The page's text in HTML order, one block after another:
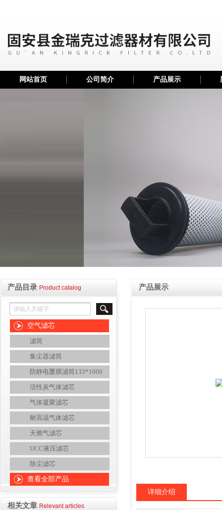
网站首页 公司简介 产品展示
产品目录 Product catalog
空气滤芯
滤筒
集尘器滤筒
防静电覆膜滤筒133*1000
活性炭气体滤芯
气体凝聚滤芯
耐高温气体滤芯
天燃气滤芯
UCC液压滤芯
除尘滤芯
查看全部产品
相关文章 Relevant articles
产品展示
详细介绍